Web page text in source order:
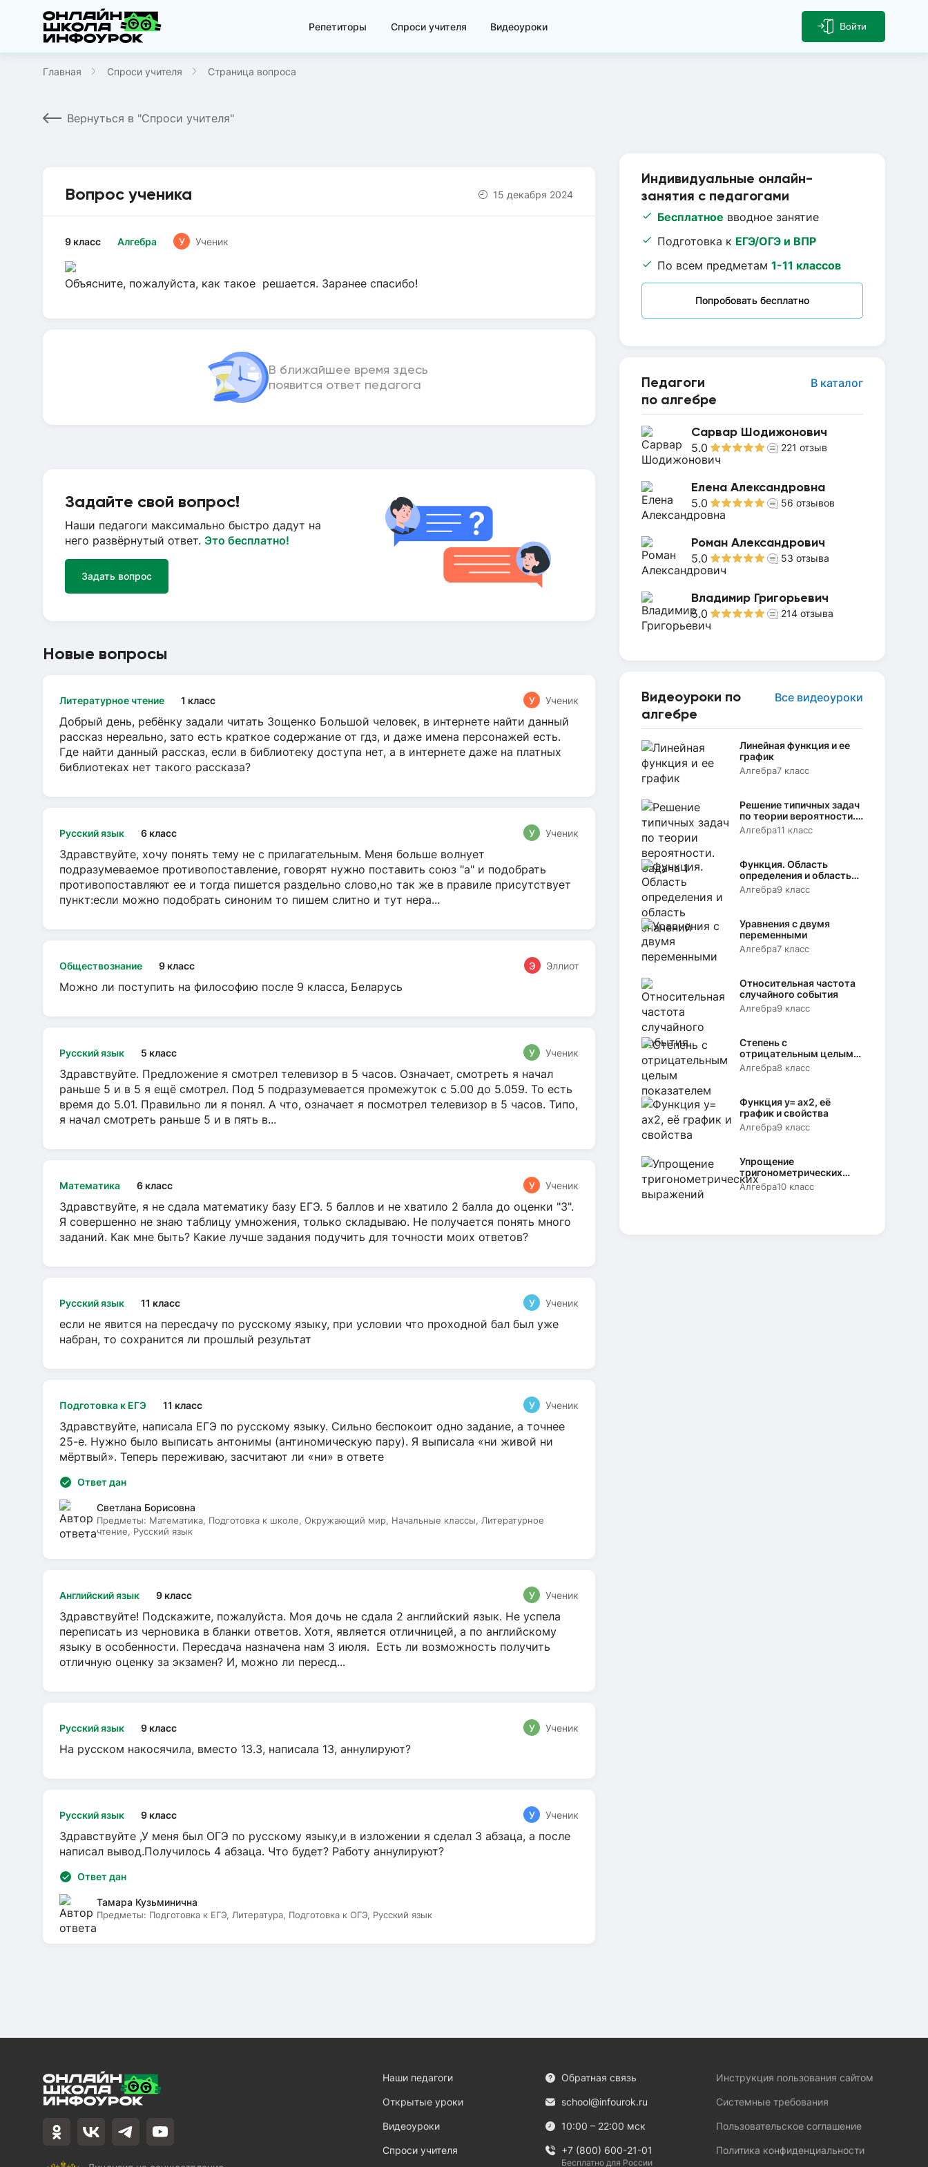
Репетиторы Спроси учителя Видеоуроки Войти
Главная Спроси учителя Страница вопроса
Вернуться в "Спроси учителя"
Индивидуальные онлайн-
занятия с педагогами
Бесплатное вводное занятие
Подготовка к ЕГЭ/ОГЭ и ВПР
По всем предметам 1-11 классов
Попробовать бесплатно
Педагоги
по алгебре
В каталог
Сарвар Шодижонович
5.0 221 отзыв
Елена Александровна
5.0 56 отзывов
Роман Александрович
5.0 53 отзыва
Владимир Григорьевич
5.0 214 отзыва
Видеоуроки по
алгебре
Все видеоуроки
Линейная функция и ее
график
Алгебра7 класс
Решение типичных задач
по теории вероятности.
Задача 1
Алгебра11 класс
Функция. Область
определения и область
значений
Алгебра9 класс
Уравнения с двумя
переменными
Алгебра7 класс
Относительная частота
случайного события
Алгебра9 класс
Степень с
отрицательным целым
показателем
Алгебра8 класс
Функция y= аx2, её
график и свойства
Алгебра9 класс
Упрощение
тригонометрических
выражений
Алгебра10 класс
Вопрос ученика 15 декабря 2024
Алгебра
9 класс У Ученик
Объясните, пожалуйста, как такое решается. Заранее спасибо!
В ближайшее время здесь
появится ответ педагога
Задайте свой вопрос!
Наши педагоги максимально быстро дадут на
него развёрнутый ответ. Это бесплатно!
Задать вопрос
Новые вопросы
Литературное чтение 1 класс У Ученик
Добрый день, ребёнку задали читать Зощенко Большой человек, в интернете найти данный
рассказ нереально, зато есть краткое содержание от гдз, и даже имена персонажей есть.
Где найти данный рассказ, если в библиотеку доступа нет, а в интернете даже на платных
библиотеках нет такого рассказа?
Русский язык 6 класс У Ученик
Здравствуйте, хочу понять тему не с прилагательным. Меня больше волнует
подразумеваемое противопоставление, говорят нужно поставить союз "а" и подобрать
противопоставляют ее и тогда пишется раздельно слово,но так же в правиле присутствует
пункт:если можно подобрать синоним то пишем слитно и тут нера...
Обществознание 9 класс Э Эллиот
Можно ли поступить на философию после 9 класса, Беларусь
Русский язык 5 класс У Ученик
Здравствуйте. Предложение я смотрел телевизор в 5 часов. Означает, смотреть я начал
раньше 5 и в 5 я ещё смотрел. Под 5 подразумевается промежуток с 5.00 до 5.059. То есть
время до 5.01. Правильно ли я понял. А что, означает я посмотрел телевизор в 5 часов. Типо,
я начал смотреть раньше 5 и в пять в...
Математика 6 класс У Ученик
Здравствуйте, я не сдала математику базу ЕГЭ. 5 баллов и не хватило 2 балла до оценки "3".
Я совершенно не знаю таблицу умножения, только складываю. Не получается понять много
заданий. Как мне быть? Какие лучше задания подучить для точности моих ответов?
Русский язык 11 класс У Ученик
если не явится на пересдачу по русскому языку, при условии что проходной бал был уже
набран, то сохранится ли прошлый результат
Подготовка к ЕГЭ 11 класс У Ученик
Здравствуйте, написала ЕГЭ по русскому языку. Сильно беспокоит одно задание, а точнее
25-е. Нужно было выписать антонимы (антиномическую пару). Я выписала «ни живой ни
мёртвый». Теперь переживаю, засчитают ли «ни» в ответе
Ответ дан
Светлана Борисовна
Предметы: Математика, Подготовка к школе, Окружающий мир, Начальные классы, Литературное
чтение, Русский язык
Английский язык 9 класс У Ученик
Здравствуйте! Подскажите, пожалуйста. Моя дочь не сдала 2 английский язык. Не успела
переписать из черновика в бланки ответов. Хотя, является отличницей, а по английскому
языку в особенности. Пересдача назначена нам 3 июля. Есть ли возможность получить
отличную оценку за экзамен? И, можно ли пересд...
Русский язык 9 класс У Ученик
На русском накосячила, вместо 13.3, написала 13, аннулируют?
Русский язык 9 класс У Ученик
Здравствуйте ,У меня был ОГЭ по русскому языку,и в изложении я сделал 3 абзаца, а после
написал вывод.Получилось 4 абзаца. Что будет? Работу аннулируют?
Ответ дан
Тамара Кузьминична
Предметы: Подготовка к ЕГЭ, Литература, Подготовка к ОГЭ, Русский язык
Наши педагоги
Открытые уроки
Видеоуроки
Спроси учителя
Обратная связь
school@infourok.ru
10:00 – 22:00 мск
+7 (800) 600-21-01
Бесплатно для России
Инструкция пользования сайтом
Системные требования
Пользовательское соглашение
Политика конфиденциальности